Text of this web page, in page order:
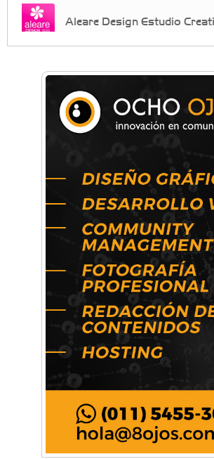
Aleare Design Estudio
Almacén Chiche
Anahata: Mindfullness -
Bienestar Emocional -
Arq. Horacio Alejandro
Artística ApasionArte
Artística Catalina
Artística Veral
BAIC Ramos Mejía
Brisé Estudio de Danzas